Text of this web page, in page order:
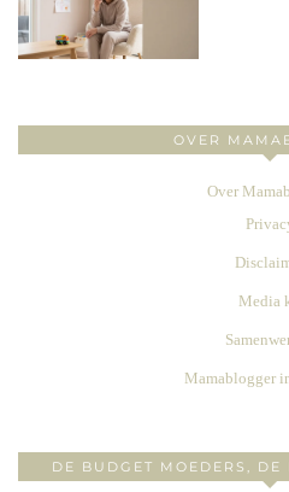
OVER
Over
Media
Mamablogger
DE BUDGET MOEDERS, DE